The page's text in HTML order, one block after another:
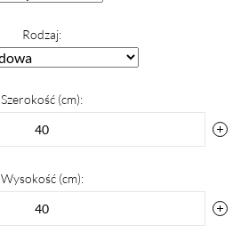
Rodzaj:
Szerokość (cm):
Wysokość (cm):